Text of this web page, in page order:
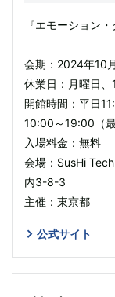
『エモーション
会期：2024年10
休業日：月曜日
開館時間：平日
10:00～19:00（
入場料金：無料
会場：SusHi
内3-8-3
主催：東京都
公式サイト